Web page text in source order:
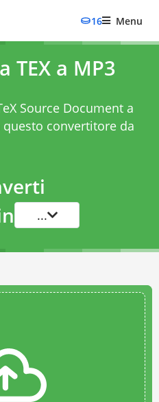
16 Menu
TEX a MP3
Source Document a
questo convertitore da
...